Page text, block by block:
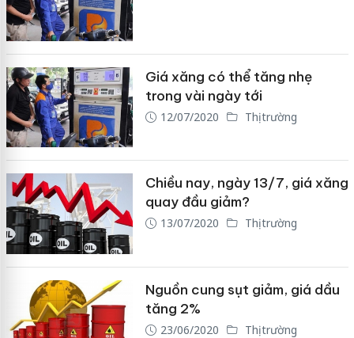
Giá xăng có thể tăng nhẹ
trong vài ngày tới
12/07/2020 Thị trường
Chiều nay, ngày 13/7, giá xăng
quay đầu giảm?
13/07/2020 Thị trường
Nguồn cung sụt giảm, giá dầu
tăng 2%
23/06/2020 Thị trường